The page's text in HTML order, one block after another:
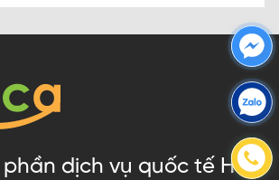
dịch vụ quốc tế Hà